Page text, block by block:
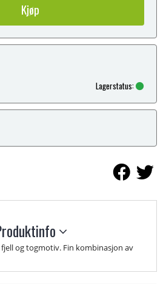
Kjøp
Lagerstatus:
og togmotiv. Fin kombinasjon av